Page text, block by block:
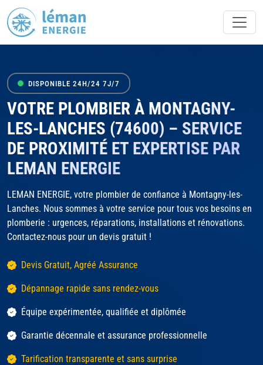
DISPONIBLE 24H/24 7J/7
VOTRE PLOMBIER À MONTAGNY-
LES-LANCHES (74600) – SERVICE
DE PROXIMITÉ ET EXPERTISE PAR
LEMAN ENERGIE
LEMAN ENERGIE, votre plombier de confiance à Montagny-les-
Lanches. Nous sommes à votre service pour tous vos besoins en
plomberie : urgences, réparations, installations et rénovations.
Contactez-nous pour un devis gratuit !
Devis Gratuit, Agréé Assurance
Dépannage rapide sans rendez-vous
Équipe expérimentée, qualifiée et diplômée
Garantie décennale et assurance professionnelle
Tarification transparente et sans surprise